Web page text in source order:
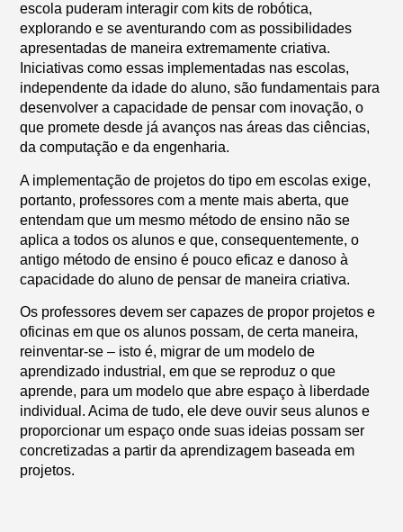
escola puderam interagir com kits de robótica,
explorando e se aventurando com as possibilidades
apresentadas de maneira extremamente criativa.
Iniciativas como essas implementadas nas escolas,
independente da idade do aluno, são fundamentais para
desenvolver a capacidade de pensar com inovação, o
que promete desde já avanços nas áreas das ciências,
da computação e da engenharia.
A implementação de projetos do tipo em escolas exige,
portanto, professores com a mente mais aberta, que
entendam que um mesmo método de ensino não se
aplica a todos os alunos e que, consequentemente, o
antigo método de ensino é pouco eficaz e danoso à
capacidade do aluno de pensar de maneira criativa.
Os professores devem ser capazes de propor projetos e
oficinas em que os alunos possam, de certa maneira,
reinventar-se – isto é, migrar de um modelo de
aprendizado industrial, em que se reproduz o que
aprende, para um modelo que abre espaço à liberdade
individual. Acima de tudo, ele deve ouvir seus alunos e
proporcionar um espaço onde suas ideias possam ser
concretizadas a partir da aprendizagem baseada em
projetos.